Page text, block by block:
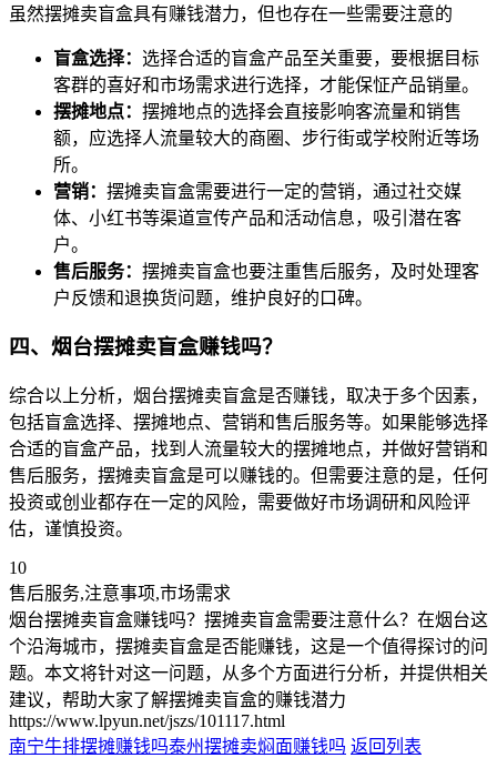
虽然摆摊卖盲盒具有赚钱潜力，但也存在一些需要注意的
盲盒选择： 选择合适的盲盒产品至关重要，要根据目标
客群的喜好和市场需求进行选择，才能保怔产品销量。
摆摊地点： 摆摊地点的选择会直接影响客流量和销售
额，应选择人流量较大的商圈、步行街或学校附近等场
所。
营销： 摆摊卖盲盒需要进行一定的营销，通过社交媒
体、小红书等渠道宣传产品和活动信息，吸引潜在客
户。
售后服务： 摆摊卖盲盒也要注重售后服务，及时处理客
户反馈和退换货问题，维护良好的口碑。
四、烟台摆摊卖盲盒赚钱吗？
综合以上分析，烟台摆摊卖盲盒是否赚钱，取决于多个因素，
包括盲盒选择、摆摊地点、营销和售后服务等。如果能够选择
合适的盲盒产品，找到人流量较大的摆摊地点，并做好营销和
售后服务，摆摊卖盲盒是可以赚钱的。但需要注意的是，任何
投资或创业都存在一定的风险，需要做好市场调研和风险评
估，谨慎投资。
10
售后服务,注意事项,市场需求
烟台摆摊卖盲盒赚钱吗？摆摊卖盲盒需要注意什么？在烟台这
个沿海城市，摆摊卖盲盒是否能赚钱，这是一个值得探讨的问
题。本文将针对这一问题，从多个方面进行分析，并提供相关
建议，帮助大家了解摆摊卖盲盒的赚钱潜力
https://www.lpyun.net/jszs/101117.html
南宁牛排摆摊赚钱吗泰州摆摊卖焖面赚钱吗 返回列表